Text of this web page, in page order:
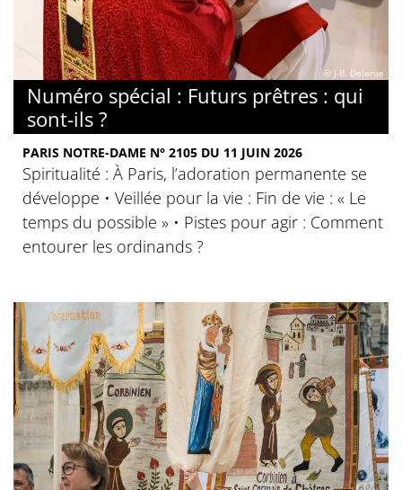
© J-B. Delerue
Numéro spécial : Futurs prêtres : qui
sont-ils ?
PARIS NOTRE-DAME N° 2105 DU 11 JUIN 2026
Spiritualité : À Paris, l’adoration permanente se
développe • Veillée pour la vie : Fin de vie : « Le
temps du possible » • Pistes pour agir : Comment
entourer les ordinands ?